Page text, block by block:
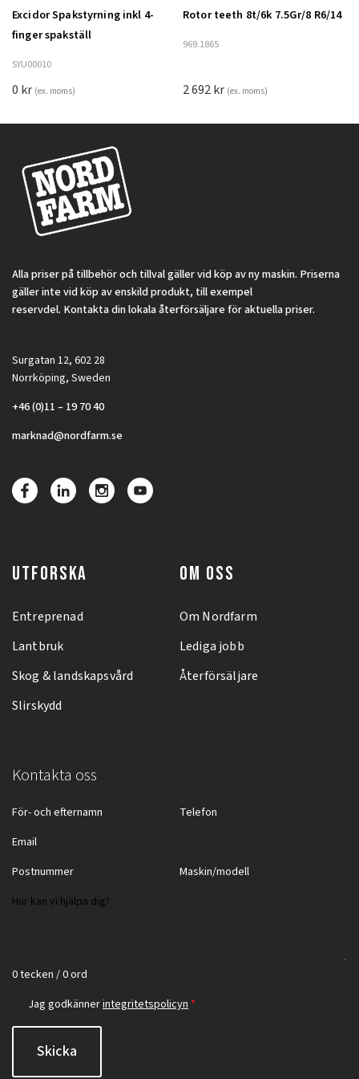
Lägg till i varukorg
Excidor Spakstyrning inkl 4-
finger spakställ
SYU00010
0 kr (ex. moms)
Rotor teeth 8t/6k 7.5Gr/8 R6/14
969.1865
2 692kr (ex. moms)
Alla priser på tillbehör och tillval gäller vid köp av ny maskin. Priserna
gäller inte vid köp av enskild produkt, till exempel
reservdel. Kontakta din lokala återförsäljare för aktuella priser.
Surgatan 12, 602 28
Norrköping, Sweden
+46 (0)11 – 19 70 40
marknad@nordfarm.se
UTFORSKA
Entreprenad
Lantbruk
Skog & landskapsvård
Slirskydd
OM OSS
Om Nordfarm
Lediga jobb
Återförsäljare
Kontakta oss
0 tecken / 0 ord
Jag godkännerintegritetspolicyn *
Skicka